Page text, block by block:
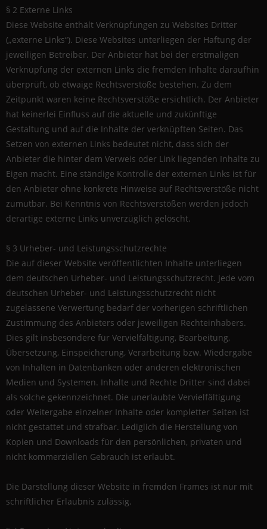
§ 2 Externe Links
Diese Website enthält Verknüpfungen zu Websites Dritter
(„externe Links“). Diese Websites unterliegen der Haftung der
jeweiligen Betreiber. Der Anbieter hat bei der erstmaligen
Verknüpfung der externen Links die fremden Inhalte daraufhin
überprüft, ob etwaige Rechtsverstöße bestehen. Zu dem
Zeitpunkt waren keine Rechtsverstöße ersichtlich. Der Anbieter
hat keinerlei Einfluss auf die aktuelle und zukünftige
Gestaltung und auf die Inhalte der verknüpften Seiten. Das
Setzen von externen Links bedeutet nicht, dass sich der
Anbieter die hinter dem Verweis oder Link liegenden Inhalte zu
Eigen macht. Eine ständige Kontrolle der externen Links ist für
den Anbieter ohne konkrete Hinweise auf Rechtsverstöße nicht
zumutbar. Bei Kenntnis von Rechtsverstößen werden jedoch
derartige externe Links unverzüglich gelöscht.
§ 3 Urheber- und Leistungsschutzrechte
Die auf dieser Website veröffentlichten Inhalte unterliegen
dem deutschen Urheber- und Leistungsschutzrecht. Jede vom
deutschen Urheber- und Leistungsschutzrecht nicht
zugelassene Verwertung bedarf der vorherigen schriftlichen
Zustimmung des Anbieters oder jeweiligen Rechteinhabers.
Dies gilt insbesondere für Vervielfältigung, Bearbeitung,
Übersetzung, Einspeicherung, Verarbeitung bzw. Wiedergabe
von Inhalten in Datenbanken oder anderen elektronischen
Medien und Systemen. Inhalte und Rechte Dritter sind dabei
als solche gekennzeichnet. Die unerlaubte Vervielfältigung
oder Weitergabe einzelner Inhalte oder kompletter Seiten ist
nicht gestattet und strafbar. Lediglich die Herstellung von
Kopien und Downloads für den persönlichen, privaten und
nicht kommerziellen Gebrauch ist erlaubt.
Die Darstellung dieser Website in fremden Frames ist nur mit
schriftlicher Erlaubnis zulässig.